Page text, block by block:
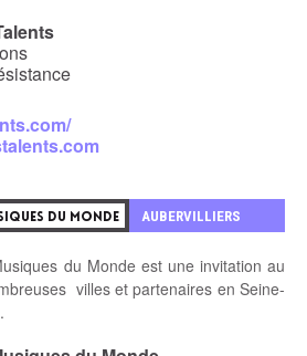
DU MONDE AUBERVILLIERS
du Monde est une invitation au
villes et partenaires en Seine-